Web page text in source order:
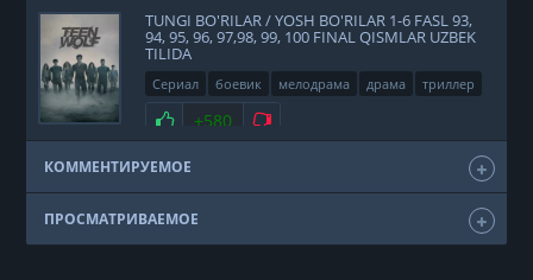
TUNGI BO'RILAR / YOSH BO'RILAR 1-6 FASL 93,
94, 95, 96, 97,98, 99, 100 FINAL QISMLAR UZBEK
TILIDA
Сериал боевик мелодрама драма
триллер
фэнтези
США 2011
Нравится
+580 Не нравится
КОММЕНТИРУЕМОЕ
ПРОСМАТРИВАЕМОЕ